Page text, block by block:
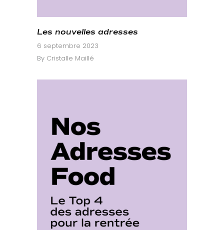
Les nouvelles adresses
6 septembre 2023
By Cristalle Maillé